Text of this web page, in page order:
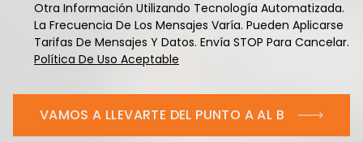
Otra Información Utilizando Tecnología Automatizada.
La Frecuencia De Los Mensajes Varía. Pueden Aplicarse
Tarifas De Mensajes Y Datos. Envía STOP Para Cancelar.
Política De Uso Aceptable
VAMOS A LLEVARTE DEL PUNTO A AL B